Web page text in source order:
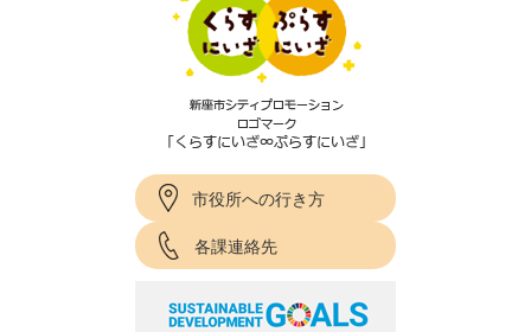
市役所への行き方
各課連絡先